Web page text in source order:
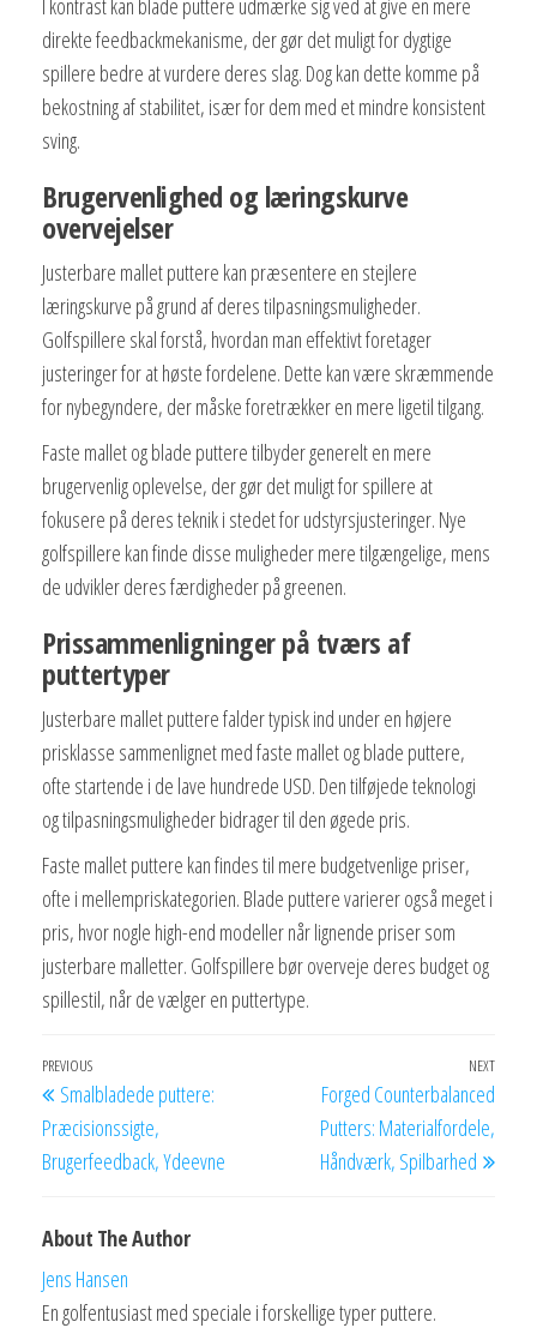
direkte feedbackmekanisme, der gør det muligt for dygtige
spillere bedre at vurdere deres slag. Dog kan dette komme på
bekostning af stabilitet, især for dem med et mindre konsistent
sving.
Brugervenlighed og læringskurve
overvejelser
Justerbare mallet puttere kan præsentere en stejlere
læringskurve på grund af deres tilpasningsmuligheder.
Golfspillere skal forstå, hvordan man effektivt foretager
justeringer for at høste fordelene. Dette kan være skræmmende
for nybegyndere, der måske foretrækker en mere ligetil tilgang.
Faste mallet og blade puttere tilbyder generelt en mere
brugervenlig oplevelse, der gør det muligt for spillere at
fokusere på deres teknik i stedet for udstyrsjusteringer. Nye
golfspillere kan finde disse muligheder mere tilgængelige, mens
de udvikler deres færdigheder på greenen.
Prissammenligninger på tværs af
puttertyper
Justerbare mallet puttere falder typisk ind under en højere
prisklasse sammenlignet med faste mallet og blade puttere,
ofte startende i de lave hundrede USD. Den tilføjede teknologi
og tilpasningsmuligheder bidrager til den øgede pris.
Faste mallet puttere kan findes til mere budgetvenlige priser,
ofte i mellempriskategorien. Blade puttere varierer også meget i
pris, hvor nogle high-end modeller når lignende priser som
justerbare malletter. Golfspillere bør overveje deres budget og
spillestil, når de vælger en puttertype.
Post
navigation
Previous
Post
PREVIOUS
Smalbladede puttere:
Præcisionssigte,
Brugerfeedback, Ydeevne
Next
NEXT
Forged Counterbalanced
Putters: Materialfordele,
Håndværk, Spilbarhed
About The Author
Jens Hansen
En golfentusiast med speciale i forskellige typer puttere.